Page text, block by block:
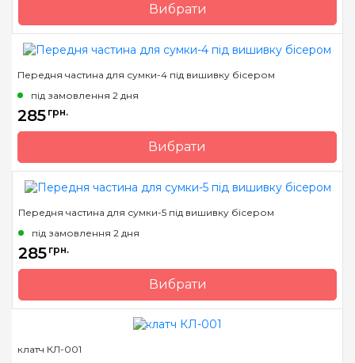
Вибрати
Бренд
Макс Элис
Країна виробник
Україна
Передня частина для сумки-4 під вишивку бісером
під замовлення 2 дня
285 грн.
Вибрати
Бренд
Макс Элис
Країна виробник
Україна
Передня частина для сумки-5 під вишивку бісером
під замовлення 2 дня
285 грн.
Вибрати
Бренд
Макс Элис
клатч КЛ-001